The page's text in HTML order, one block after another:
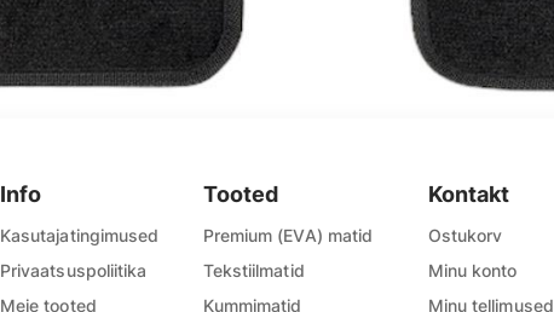
Info
Kasutajatingimused
Privaatsuspoliitika
Meie tooted
Tooted
Premium (EVA) matid
Tekstiilmatid
Kummimatid
Kontakt
Ostukorv
Minu konto
Minu tellimused